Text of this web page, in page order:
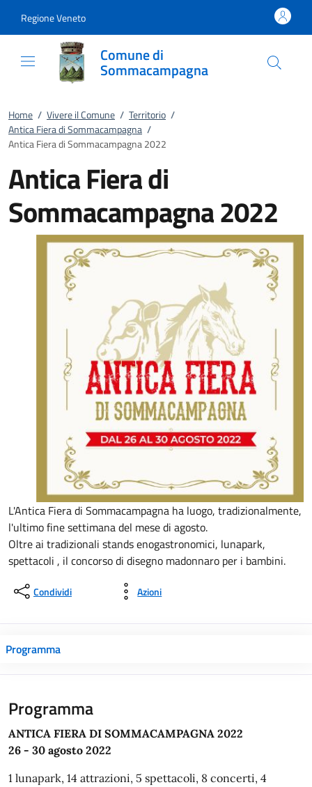
Regione Veneto
Comune di
Sommacampagna
Home / Vivere il Comune / Territorio /
Antica Fiera di Sommacampagna /
Antica Fiera di Sommacampagna 2022
Antica Fiera di
Sommacampagna 2022
L'Antica Fiera di Sommacampagna ha luogo, tradizionalmente,
l'ultimo fine settimana del mese di agosto.
Oltre ai tradizionali stands enogastronomici, lunapark,
spettacoli , il concorso di disegno madonnaro per i bambini.
Condividi Azioni
Programma
Programma
ANTICA FIERA DI SOMMACAMPAGNA 2022
26 - 30 agosto 2022
1 lunapark, 14 attrazioni, 5 spettacoli, 8 concerti, 4